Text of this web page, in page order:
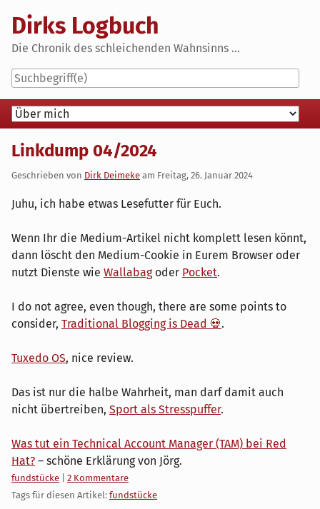
content
Dirks Logbuch
Die Chronik des schleichenden Wahnsinns ...
Navigation
Linkdump 04/2024
Geschrieben von Dirk Deimeke am Freitag, 26. Januar 2024
Juhu, ich habe etwas Lesefutter für Euch.
Wenn Ihr die Medium-Artikel nicht komplett lesen könnt,
dann löscht den Medium-Cookie in Eurem Browser oder
nutzt Dienste wie Wallabagoder Pocket.
I do not agree, even though, there are some points to
consider, Traditional Blogging is Dead 💀.
Tuxedo OS, nice review.
Das ist nur die halbe Wahrheit, man darf damit auch
nicht übertreiben, Sport als Stresspuffer.
Was tut ein Technical Account Manager (TAM) bei Red
Hat? – schöne Erklärung von Jörg.
Kategorien:
fundstücke
2 Kommentare
Tags für diesen Artikel: fundstücke